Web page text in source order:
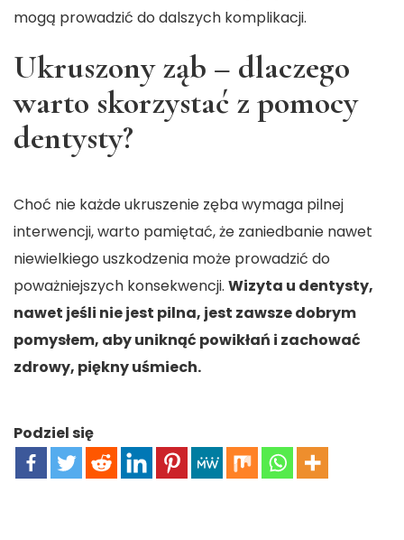
mogą prowadzić do dalszych komplikacji.
Ukruszony ząb – dlaczego
warto skorzystać z pomocy
dentysty?
Choć nie każde ukruszenie zęba wymaga pilnej
interwencji, warto pamiętać, że zaniedbanie nawet
niewielkiego uszkodzenia może prowadzić do
poważniejszych konsekwencji. Wizyta u dentysty,
nawet jeśli nie jest pilna, jest zawsze dobrym
pomysłem, aby uniknąć powikłań i zachować
zdrowy, piękny uśmiech.
Podziel się